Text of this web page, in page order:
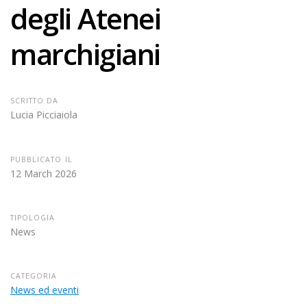
degli Atenei
marchigiani
SCRITTO DA
Lucia Picciaiola
PUBBLICATO IL
12 March 2026
TIPOLOGIA
News
CATEGORIA
News ed eventi